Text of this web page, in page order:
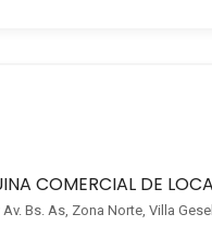
Bs. As, Zona Norte, Villa Gesell